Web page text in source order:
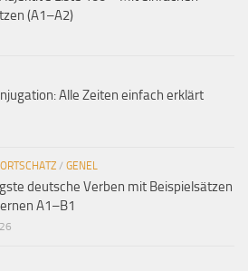
(A1–A2)
Alle Zeiten einfach erklärt
/ GENEL
deutsche Verben mit Beispielsätzen
A1–B1